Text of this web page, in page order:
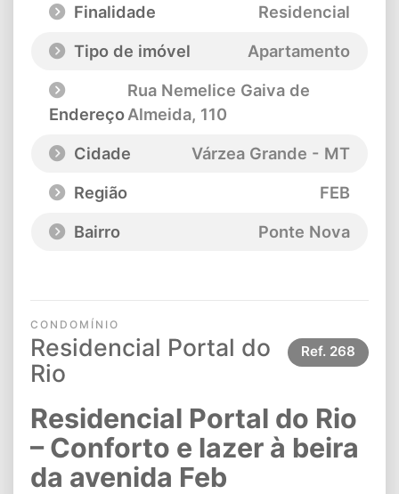
Finalidade
Residencial
Tipo de imóvel
Apartamento
Endereço
Rua Nemelice Gaiva de
Almeida, 110
Cidade
Várzea Grande - MT
Região
FEB
Bairro
Ponte Nova
CONDOMÍNIO
Residencial Portal do
Rio
Ref. 268
Residencial Portal do Rio
– Conforto e lazer à beira
da avenida Feb